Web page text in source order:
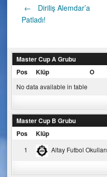
Post
←
Diriliş Alemdar’a
Patladı!
Master Cup A Grubu
Pos
Klüp O
No data available in table
Master Cup B Grubu
Pos
Klüp
1 Altay Futbol Okulları